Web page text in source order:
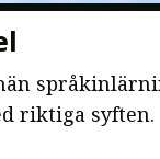
riktiga syften.